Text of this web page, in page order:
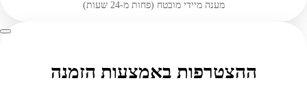
מענה מיידי מובטח (פחות מ-24 שעות)
ההצטרפות באמצעות הזמנה